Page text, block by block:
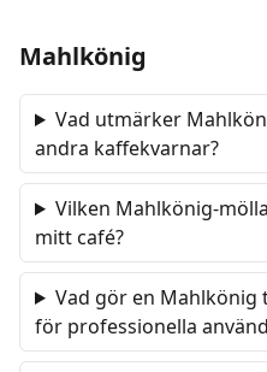
Mahlkönig
Vad utmärker
andra kaffekvarnar?
Vilken Mahlkönig-
mitt café?
Vad gör en
för professionella